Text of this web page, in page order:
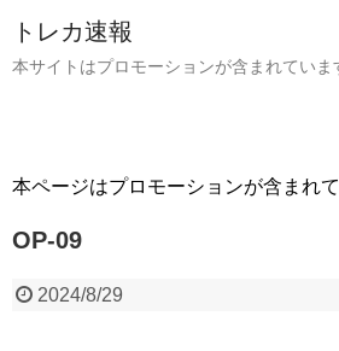
トレカ速報
本サイトはプロモーションが含まれていま
本ページはプロモーションが含まれ
OP-09
2024/8/29